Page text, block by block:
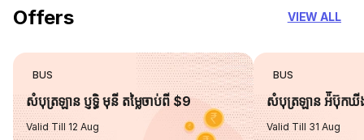
Offers VIEW ALL
BUS
សំបុត្រឡាន ប្ញទ្ធិ មុនី តម្លៃចាប់ពី $9
Valid Till 12 Aug
BUS
សំបុត្រឡាន អ៉ីប៊ុកឃី
Valid Till 31 Aug